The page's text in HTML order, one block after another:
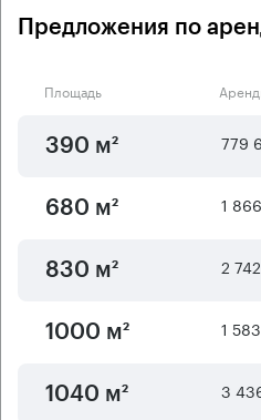
Предложения по
Площадь
390 м² 779
680 м² 1
830 м² 2
1000 м² 1
1040 м² 3